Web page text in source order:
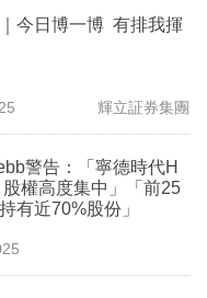
今日博一博 有排我揮
輝立証券集團
警告：「寧德時代H
股權高度集中」「前25
有近70%股份」